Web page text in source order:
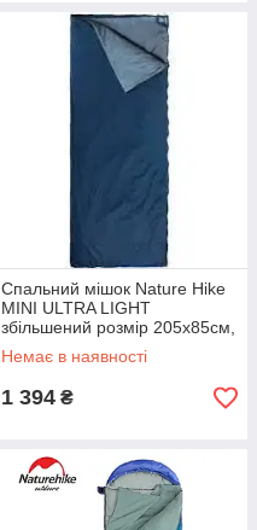
Спальний мішок Nature Hike
MINI ULTRA LIGHT
збільшений розмір 205х85см,
вага 1 кг, 8-15 ℃ синій
Немає в наявності
1 394 ₴